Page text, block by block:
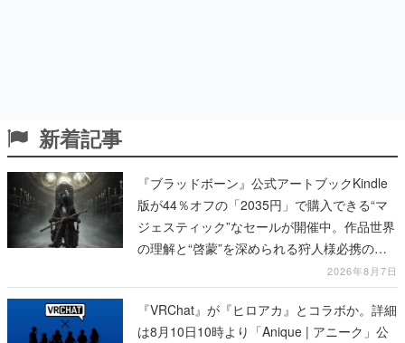
新着記事
『ブラッドボーン』公式アートブックKindle
版が44％オフの「2035円」で購入できる“マ
ジェスティック”なセールが開催中。作品世界
の理解と“啓蒙”を深められる狩人様必携の一
2026年8月7日
『VRChat』が『ヒロアカ』とコラボか。詳細
は8月10日10時より「Anique | アニーク」公